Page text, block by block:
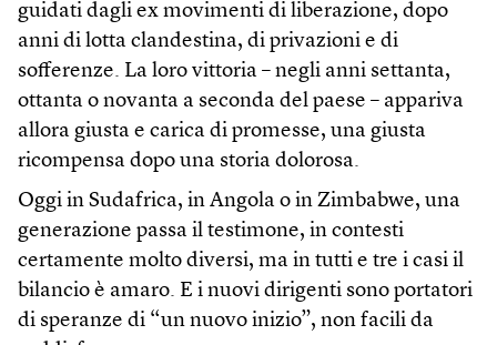
guidati dagli ex movimenti di liberazione, dopo
anni di lotta clandestina, di privazioni e di
sofferenze. La loro vittoria – negli anni settanta,
ottanta o novanta a seconda del paese – appariva
allora giusta e carica di promesse, una giusta
ricompensa dopo una storia dolorosa.
Oggi in Sudafrica, in Angola o in Zimbabwe, una
generazione passa il testimone, in contesti
certamente molto diversi, ma in tutti e tre i casi il
bilancio è amaro. E i nuovi dirigenti sono portatori
di speranze di “un nuovo inizio”, non facili da